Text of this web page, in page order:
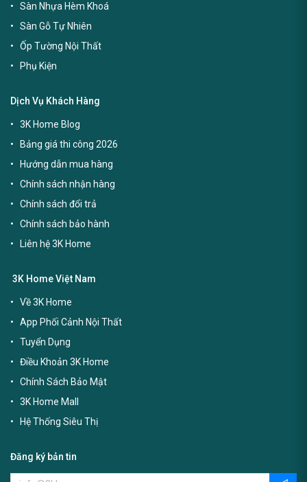
Sàn Nhựa Hèm Khoá
Sàn Gỗ Tự Nhiên
Ốp Tường Nội Thất
Phụ Kiện
Dịch Vụ Khách Hàng
3K Home Blog
Bảng giá thi công 2026
Hướng dẫn mua hàng
Chính sách nhận hàng
Chính sách đổi trả
Chính sách bảo hành
Liên hệ 3K Home
3K Home Việt Nam
Về 3K Home
App Phối Cảnh Nội Thất
Tuyển Dụng
Điều Khoản 3K Home
Chính Sách Bảo Mật
3K Home Mall
Hệ Thống Siêu Thị
Đăng ký bản tin